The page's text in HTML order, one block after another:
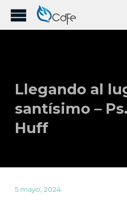
Llegando al
santísimo –
Huff
5 mayo, 2024